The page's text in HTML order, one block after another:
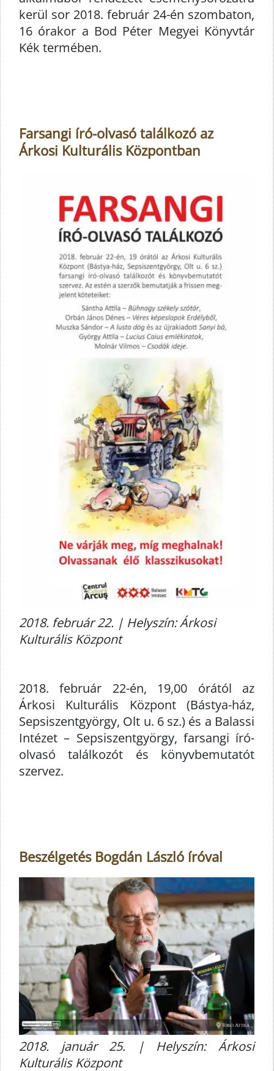
kerül sor 2018. február 24-én szombaton,
16 órakor a Bod Péter Megyei Könyvtár
Kék termében.
Farsangi író-olvasó találkozó az
Árkosi Kulturális Központban
2018. február 22. | Helyszín: Árkosi
Kulturális Központ
2018. február 22-én, 19,00 órától az
Árkosi Kulturális Központ (Bástya-ház,
Sepsiszentgyörgy, Olt u. 6 sz.) és a Balassi
Intézet – Sepsiszentgyörgy, farsangi író-
olvasó találkozót és könyvbemutatót
szervez.
Beszélgetés Bogdán László íróval
2018. január 25. | Helyszín: Árkosi
Kulturális Központ